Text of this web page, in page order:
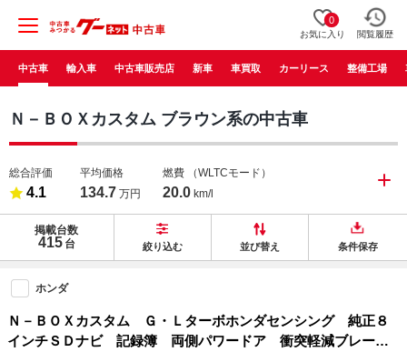
0
お気に入り 閲覧履歴
中古車 輸入車 中古車販売店 新車 車買取 カーリース 整備工場
Ｎ－ＢＯＸカスタム ブラウン系の中古車
総合評価
4.1
平均価格
134.7 万円
燃費 （WLTCモード）
20.0 km/l
掲載台数
415 台 絞り込む 並び替え 条件保存
ホンダ
Ｎ－ＢＯＸカスタム Ｇ・Ｌターボホンダセンシング 純正８
インチＳＤナビ 記録簿 両側パワードア 衝突軽減ブレー